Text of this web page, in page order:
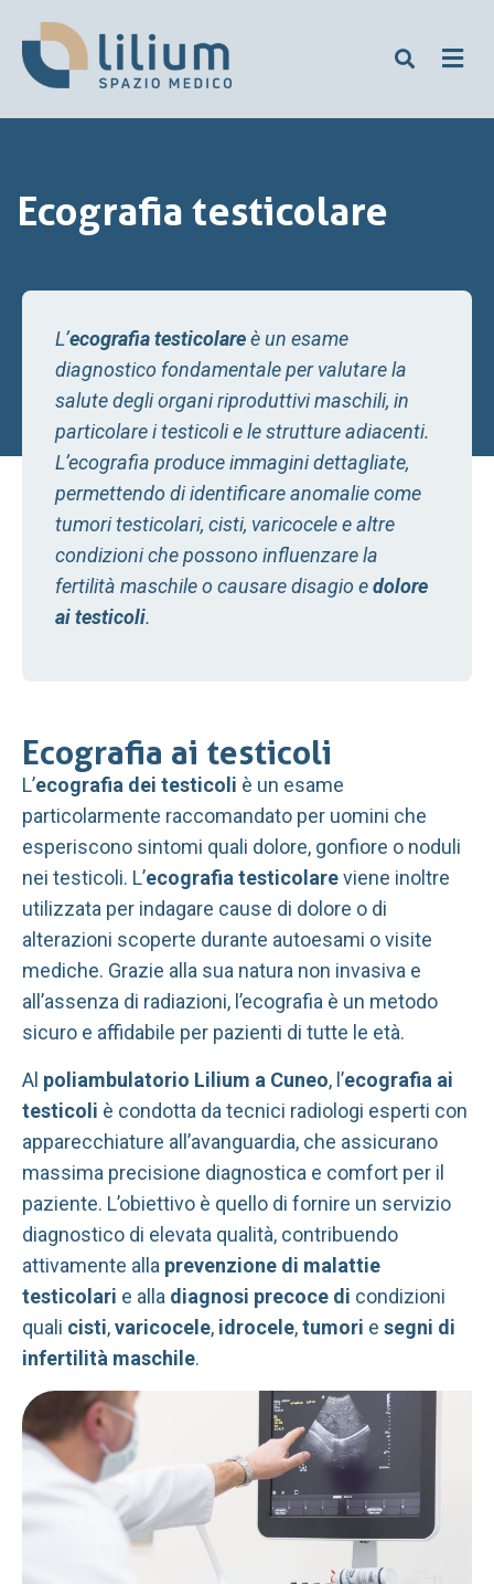
Ecografia testicolare
L’ecografia testicolareè un esame
diagnostico fondamentale per valutare la
salute degli organi riproduttivi maschili, in
particolare i testicoli e le strutture adiacenti.
L’ecografia produce immagini dettagliate,
permettendo di identificare anomalie come
tumori testicolari, cisti, varicocele e altre
condizioni che possono influenzare la
fertilità maschile o causare disagio edolore
ai testicoli.
Ecografia ai testicoli
L’ecografia dei testicoli è un esame
particolarmente raccomandato per uomini che
esperiscono sintomi quali dolore, gonfiore o noduli
nei testicoli. L’ecografia testicolareviene inoltre
utilizzata per indagare cause di dolore o di
alterazioni scoperte durante autoesami o visite
mediche. Grazie alla sua natura non invasiva e
all’assenza di radiazioni, l’ecografia è un metodo
sicuro e affidabile per pazienti di tutte le età.
Al poliambulatorio Lilium a Cuneo, l’ecografia ai
testicoli è condotta da tecnici radiologi esperti con
apparecchiature all’avanguardia, che assicurano
massima precisione diagnostica e comfort per il
paziente. L’obiettivo è quello di fornire un servizio
diagnostico di elevata qualità, contribuendo
attivamente alla prevenzione di malattie
testicolari e alla diagnosi precoce di condizioni
quali cisti,varicocele, idrocele,tumori e segni di
infertilità maschile.